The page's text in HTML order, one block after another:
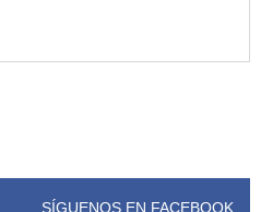
SÍGUENOS EN FACEBOOK